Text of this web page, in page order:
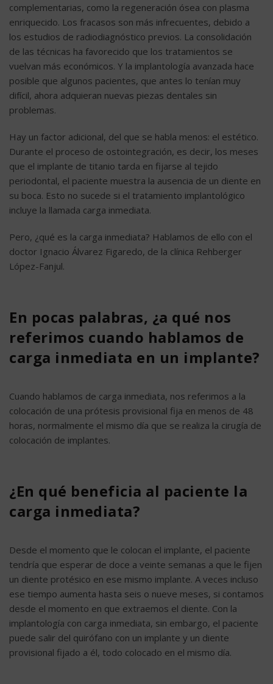
complementarias, como la regeneración ósea con plasma
enriquecido. Los fracasos son más infrecuentes, debido a
los estudios de radiodiagnóstico previos. La consolidación
de las técnicas ha favorecido que los tratamientos se
vuelvan más económicos. Y la implantología avanzada hace
posible que algunos pacientes, que antes lo tenían muy
difícil, ahora adquieran nuevas piezas dentales sin
problemas.
Hay un factor adicional, del que se habla menos: el estético.
Durante el proceso de ostointegración, es decir, los meses
que el implante de titanio tarda en fijarse al tejido
periodontal, el paciente muestra la ausencia de un diente en
su boca. Esto no sucede si el tratamiento implantológico
incluye la llamada carga inmediata.
Pero, ¿qué es la carga inmediata? Hablamos de ello con el
doctor Ignacio Álvarez Figaredo, de la clínica Rehberger
López-Fanjul.
En pocas palabras, ¿a qué nos
referimos cuando hablamos de
carga inmediata en un implante?
Cuando hablamos de carga inmediata, nos referimos a la
colocación de una prótesis provisional fija en menos de 48
horas, normalmente el mismo día que se realiza la cirugía de
colocación de implantes.
¿En qué beneficia al paciente la
carga inmediata?
Desde el momento que le colocan el implante, el paciente
tendría que esperar de doce a veinte semanas a que le fijen
un diente protésico en ese mismo implante. A veces incluso
ese tiempo aumenta hasta seis o nueve meses, si contamos
desde el momento en que extraemos el diente. Con la
implantología con carga inmediata, sin embargo, el paciente
puede salir del quirófano con un implante y un diente
provisional fijado a él, todo colocado en el mismo día.